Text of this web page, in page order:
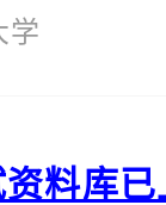
学
料库